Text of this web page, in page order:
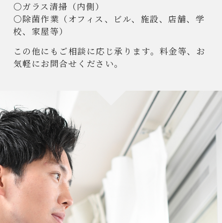
〇ガラス清掃（内側）
〇除菌作業（オフィス、ビル、施設、店舗、学
校、家屋等）
この他にもご相談に応じ承ります。料金等、お
気軽にお問合せください。